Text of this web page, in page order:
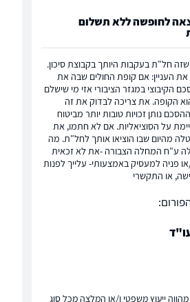
לחופשה ללא תשלום
שזה חל"ת בעקבות היותך בקבוצת סיכון.
את העניין: אם קופת החולים שבה את
הקיבוצי במגזר הציבורי אזי מי שישלם
הקופה. את צריכה לבדוק את זה
נותן זכויות טובות יותר מביטוח
על הסוציאליות. אם לא חתמו, את
מהיום שבו הוציאו אותך לחל"ת. מה
ע"ח המחלה הצבורה -את לא זכאית
פניה למעסיק באמצעותי- עלייך לפנות
או התקשרי
ייעוץ משפטי ו/או המלצה מכל סוג